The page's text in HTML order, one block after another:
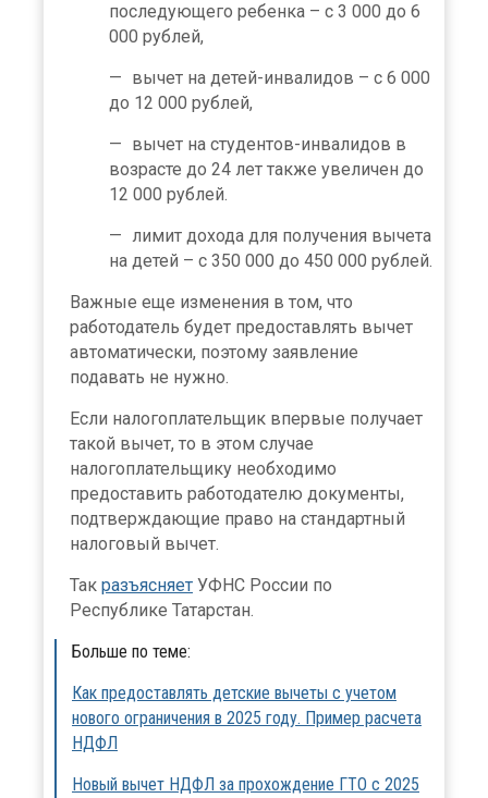
последующего ребенка – с 3 000 до 6
000 рублей,
вычет на детей-инвалидов – с 6 000
до 12 000 рублей,
вычет на студентов-инвалидов в
возрасте до 24 лет также увеличен до
12 000 рублей.
лимит дохода для получения вычета
на детей – с 350 000 до 450 000 рублей.
Важные еще изменения в том, что
работодатель будет предоставлять вычет
автоматически, поэтому заявление
подавать не нужно.
Если налогоплательщик впервые получает
такой вычет, то в этом случае
налогоплательщику необходимо
предоставить работодателю документы,
подтверждающие право на стандартный
налоговый вычет.
Так разъясняет УФНС России по
Республике Татарстан.
Больше по теме:
Как предоставлять детские вычеты с учетом
нового ограничения в 2025 году. Пример расчета
НДФЛ
Новый вычет НДФЛ за прохождение ГТО с 2025